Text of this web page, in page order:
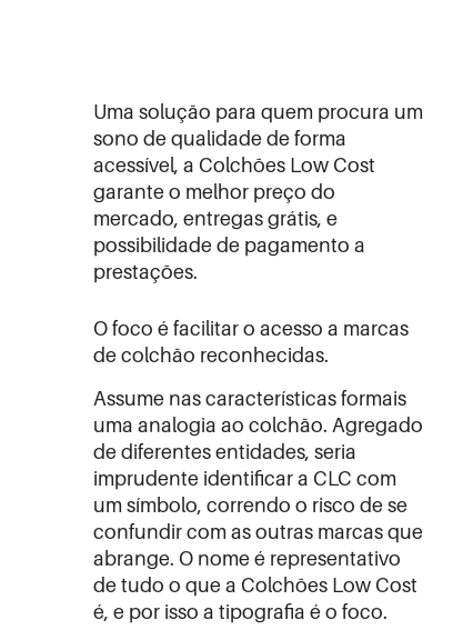
Uma solução para quem procura um
sono de qualidade de forma
acessível, a Colchões Low Cost
garante o melhor preço do
mercado, entregas grátis, e
possibilidade de pagamento a
prestações.
O foco é facilitar o acesso a marcas
de colchão reconhecidas.
Assume nas características formais
uma analogia ao colchão. Agregado
de diferentes entidades, seria
imprudente identificar a CLC com
um símbolo, correndo o risco de se
confundir com as outras marcas que
abrange. O nome é representativo
de tudo o que a Colchões Low Cost
é, e por isso a tipografia é o foco.